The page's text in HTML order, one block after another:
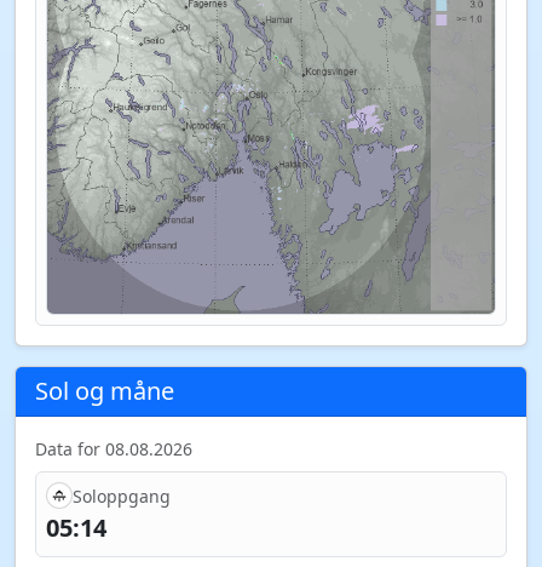
Sol og måne
Data for 08.08.2026
Soloppgang
05:14